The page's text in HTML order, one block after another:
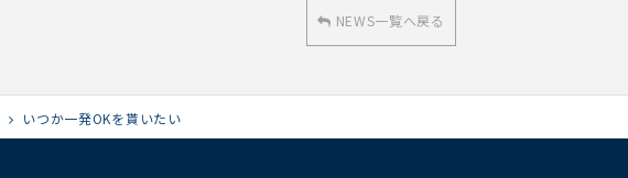
NEWS一覧へ戻る
いつか一発OKを貰いたい